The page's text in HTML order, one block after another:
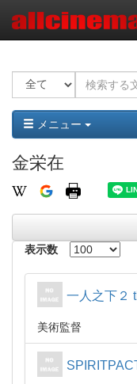
メニュー
金栄在
表示数
一人之下２
美術監督